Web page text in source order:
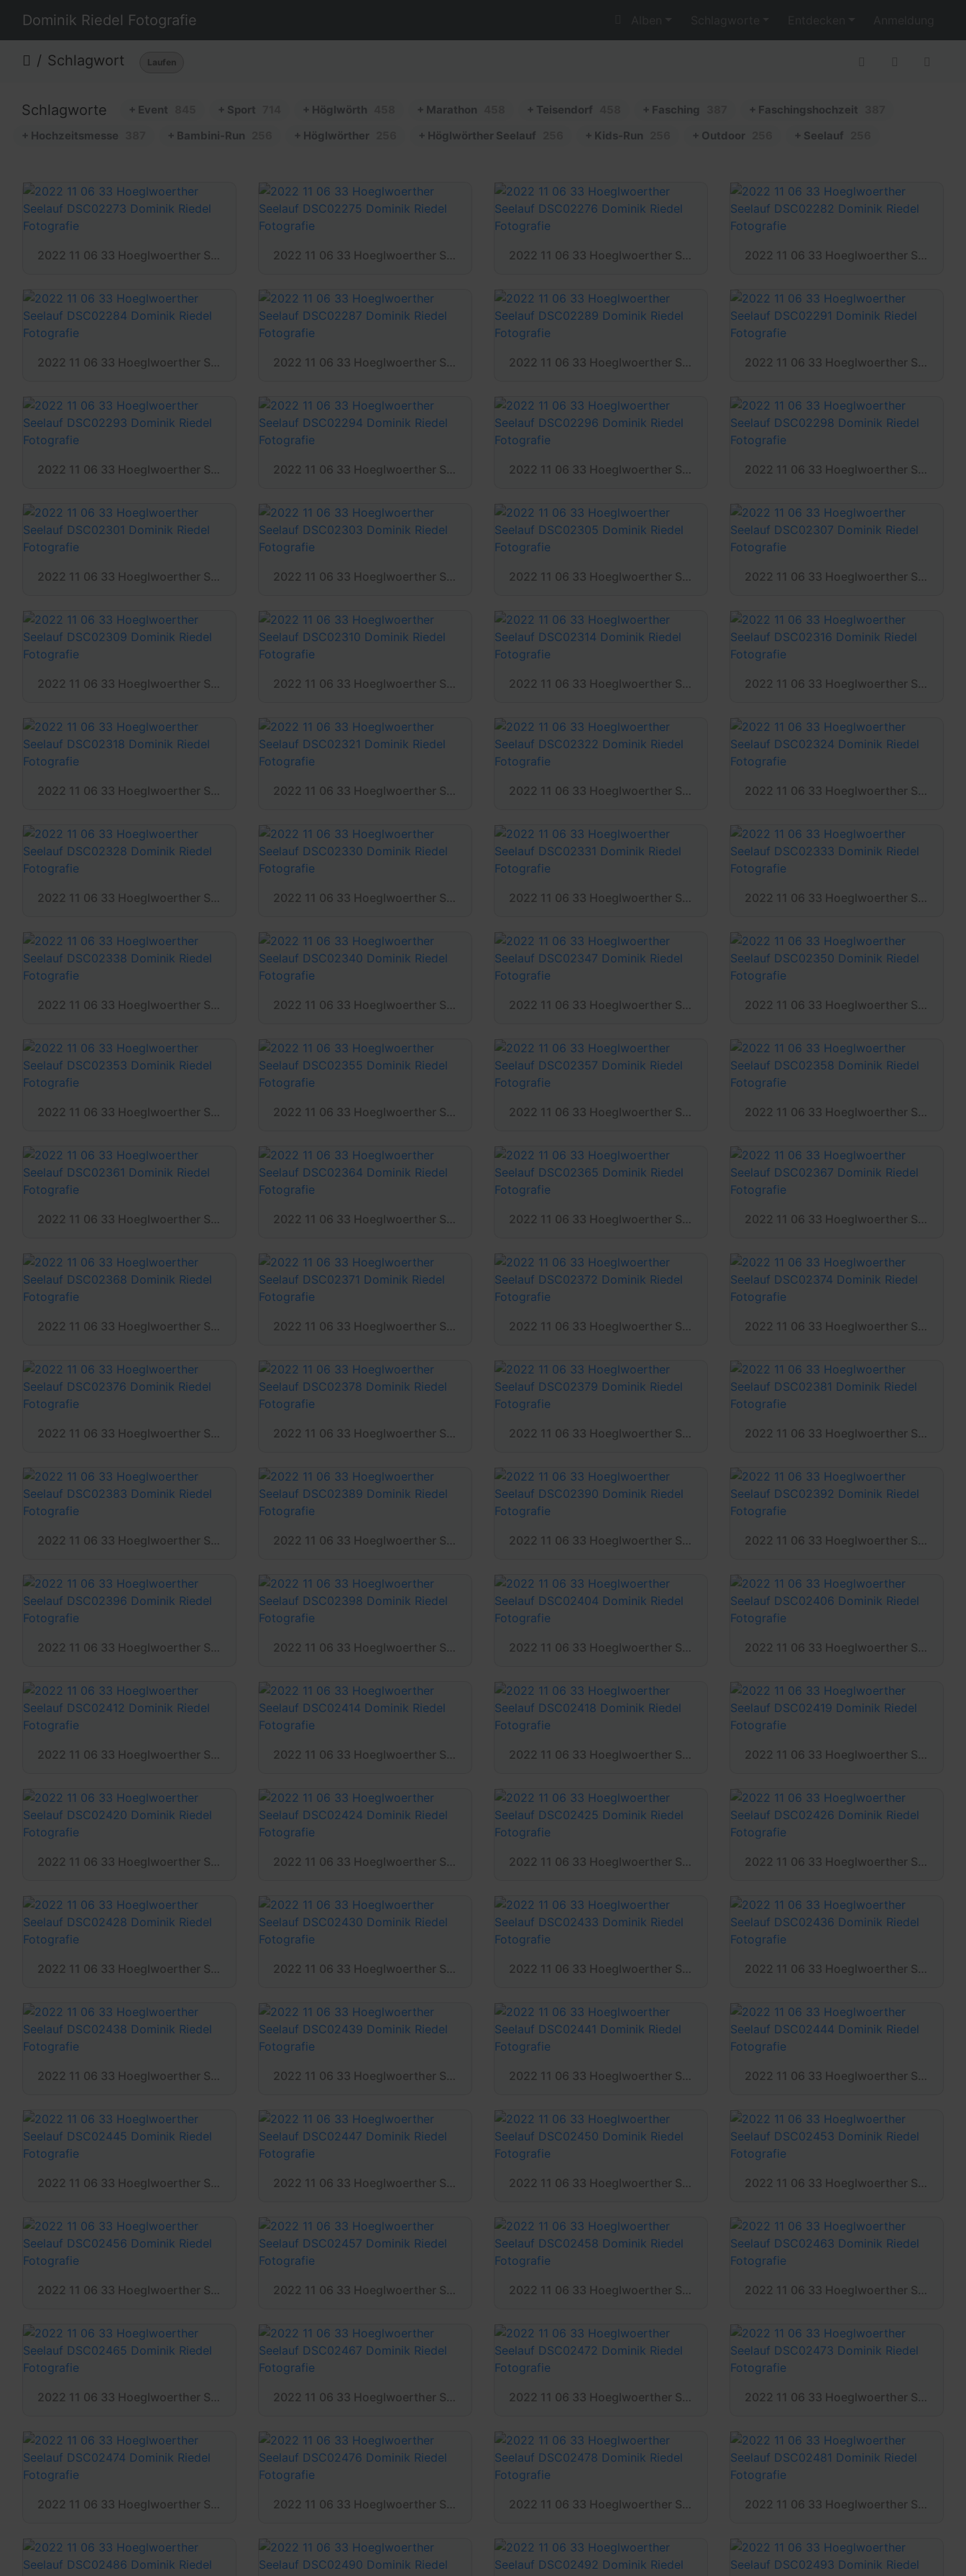
Dominik Riedel Fotografie
Schlagwort Laufen
Schlagworte + Event + Sport + Höglwörth + Marathon + Teisendorf + Fasching + Faschingshochzeit
+ Hochzeitsmesse
+ Bambini-Run + Höglwörther + Höglwörther Seelauf + Kids-Run + Outdoor + Seelauf
2022 11 06 33 Hoeglwoerther Seelauf DSC02273 Dominik Riedel Fotografie 2022 11 06 33 Hoeglwoerther Seelauf DSC02275 Dominik Riedel Fotografie 2022 11 06 33 Hoeglwoerther Seelauf DSC02276 Dominik Riedel Fotografie 2022 11 06 33 Hoeglwoerther Seelauf DSC02282 Dominik Riedel Fotografie
2022 11 06 33 Hoeglwoerther Seelauf DSC02284 Dominik Riedel Fotografie 2022 11 06 33 Hoeglwoerther Seelauf DSC02287 Dominik Riedel Fotografie 2022 11 06 33 Hoeglwoerther Seelauf DSC02289 Dominik Riedel Fotografie 2022 11 06 33 Hoeglwoerther Seelauf DSC02291 Dominik Riedel Fotografie
2022 11 06 33 Hoeglwoerther Seelauf DSC02293 Dominik Riedel Fotografie 2022 11 06 33 Hoeglwoerther Seelauf DSC02294 Dominik Riedel Fotografie 2022 11 06 33 Hoeglwoerther Seelauf DSC02296 Dominik Riedel Fotografie 2022 11 06 33 Hoeglwoerther Seelauf DSC02298 Dominik Riedel Fotografie
2022 11 06 33 Hoeglwoerther Seelauf DSC02301 Dominik Riedel Fotografie 2022 11 06 33 Hoeglwoerther Seelauf DSC02303 Dominik Riedel Fotografie 2022 11 06 33 Hoeglwoerther Seelauf DSC02305 Dominik Riedel Fotografie 2022 11 06 33 Hoeglwoerther Seelauf DSC02307 Dominik Riedel Fotografie
2022 11 06 33 Hoeglwoerther Seelauf DSC02309 Dominik Riedel Fotografie 2022 11 06 33 Hoeglwoerther Seelauf DSC02310 Dominik Riedel Fotografie 2022 11 06 33 Hoeglwoerther Seelauf DSC02314 Dominik Riedel Fotografie 2022 11 06 33 Hoeglwoerther Seelauf DSC02316 Dominik Riedel Fotografie
2022 11 06 33 Hoeglwoerther Seelauf DSC02318 Dominik Riedel Fotografie 2022 11 06 33 Hoeglwoerther Seelauf DSC02321 Dominik Riedel Fotografie 2022 11 06 33 Hoeglwoerther Seelauf DSC02322 Dominik Riedel Fotografie 2022 11 06 33 Hoeglwoerther Seelauf DSC02324 Dominik Riedel Fotografie
2022 11 06 33 Hoeglwoerther Seelauf DSC02328 Dominik Riedel Fotografie 2022 11 06 33 Hoeglwoerther Seelauf DSC02330 Dominik Riedel Fotografie 2022 11 06 33 Hoeglwoerther Seelauf DSC02331 Dominik Riedel Fotografie 2022 11 06 33 Hoeglwoerther Seelauf DSC02333 Dominik Riedel Fotografie
2022 11 06 33 Hoeglwoerther Seelauf DSC02338 Dominik Riedel Fotografie 2022 11 06 33 Hoeglwoerther Seelauf DSC02340 Dominik Riedel Fotografie 2022 11 06 33 Hoeglwoerther Seelauf DSC02347 Dominik Riedel Fotografie 2022 11 06 33 Hoeglwoerther Seelauf DSC02350 Dominik Riedel Fotografie
2022 11 06 33 Hoeglwoerther Seelauf DSC02353 Dominik Riedel Fotografie 2022 11 06 33 Hoeglwoerther Seelauf DSC02355 Dominik Riedel Fotografie 2022 11 06 33 Hoeglwoerther Seelauf DSC02357 Dominik Riedel Fotografie 2022 11 06 33 Hoeglwoerther Seelauf DSC02358 Dominik Riedel Fotografie
2022 11 06 33 Hoeglwoerther Seelauf DSC02361 Dominik Riedel Fotografie 2022 11 06 33 Hoeglwoerther Seelauf DSC02364 Dominik Riedel Fotografie 2022 11 06 33 Hoeglwoerther Seelauf DSC02365 Dominik Riedel Fotografie 2022 11 06 33 Hoeglwoerther Seelauf DSC02367 Dominik Riedel Fotografie
2022 11 06 33 Hoeglwoerther Seelauf DSC02368 Dominik Riedel Fotografie 2022 11 06 33 Hoeglwoerther Seelauf DSC02371 Dominik Riedel Fotografie 2022 11 06 33 Hoeglwoerther Seelauf DSC02372 Dominik Riedel Fotografie 2022 11 06 33 Hoeglwoerther Seelauf DSC02374 Dominik Riedel Fotografie
2022 11 06 33 Hoeglwoerther Seelauf DSC02376 Dominik Riedel Fotografie 2022 11 06 33 Hoeglwoerther Seelauf DSC02378 Dominik Riedel Fotografie 2022 11 06 33 Hoeglwoerther Seelauf DSC02379 Dominik Riedel Fotografie 2022 11 06 33 Hoeglwoerther Seelauf DSC02381 Dominik Riedel Fotografie
2022 11 06 33 Hoeglwoerther Seelauf DSC02383 Dominik Riedel Fotografie 2022 11 06 33 Hoeglwoerther Seelauf DSC02389 Dominik Riedel Fotografie 2022 11 06 33 Hoeglwoerther Seelauf DSC02390 Dominik Riedel Fotografie 2022 11 06 33 Hoeglwoerther Seelauf DSC02392 Dominik Riedel Fotografie
2022 11 06 33 Hoeglwoerther Seelauf DSC02396 Dominik Riedel Fotografie 2022 11 06 33 Hoeglwoerther Seelauf DSC02398 Dominik Riedel Fotografie 2022 11 06 33 Hoeglwoerther Seelauf DSC02404 Dominik Riedel Fotografie 2022 11 06 33 Hoeglwoerther Seelauf DSC02406 Dominik Riedel Fotografie
2022 11 06 33 Hoeglwoerther Seelauf DSC02412 Dominik Riedel Fotografie 2022 11 06 33 Hoeglwoerther Seelauf DSC02414 Dominik Riedel Fotografie 2022 11 06 33 Hoeglwoerther Seelauf DSC02418 Dominik Riedel Fotografie 2022 11 06 33 Hoeglwoerther Seelauf DSC02419 Dominik Riedel Fotografie
2022 11 06 33 Hoeglwoerther Seelauf DSC02420 Dominik Riedel Fotografie 2022 11 06 33 Hoeglwoerther Seelauf DSC02424 Dominik Riedel Fotografie 2022 11 06 33 Hoeglwoerther Seelauf DSC02425 Dominik Riedel Fotografie 2022 11 06 33 Hoeglwoerther Seelauf DSC02426 Dominik Riedel Fotografie
2022 11 06 33 Hoeglwoerther Seelauf DSC02428 Dominik Riedel Fotografie 2022 11 06 33 Hoeglwoerther Seelauf DSC02430 Dominik Riedel Fotografie 2022 11 06 33 Hoeglwoerther Seelauf DSC02433 Dominik Riedel Fotografie 2022 11 06 33 Hoeglwoerther Seelauf DSC02436 Dominik Riedel Fotografie
2022 11 06 33 Hoeglwoerther Seelauf DSC02438 Dominik Riedel Fotografie 2022 11 06 33 Hoeglwoerther Seelauf DSC02439 Dominik Riedel Fotografie 2022 11 06 33 Hoeglwoerther Seelauf DSC02441 Dominik Riedel Fotografie 2022 11 06 33 Hoeglwoerther Seelauf DSC02444 Dominik Riedel Fotografie
2022 11 06 33 Hoeglwoerther Seelauf DSC02445 Dominik Riedel Fotografie 2022 11 06 33 Hoeglwoerther Seelauf DSC02447 Dominik Riedel Fotografie 2022 11 06 33 Hoeglwoerther Seelauf DSC02450 Dominik Riedel Fotografie 2022 11 06 33 Hoeglwoerther Seelauf DSC02453 Dominik Riedel Fotografie
2022 11 06 33 Hoeglwoerther Seelauf DSC02456 Dominik Riedel Fotografie 2022 11 06 33 Hoeglwoerther Seelauf DSC02457 Dominik Riedel Fotografie 2022 11 06 33 Hoeglwoerther Seelauf DSC02458 Dominik Riedel Fotografie 2022 11 06 33 Hoeglwoerther Seelauf DSC02463 Dominik Riedel Fotografie
2022 11 06 33 Hoeglwoerther Seelauf DSC02465 Dominik Riedel Fotografie 2022 11 06 33 Hoeglwoerther Seelauf DSC02467 Dominik Riedel Fotografie 2022 11 06 33 Hoeglwoerther Seelauf DSC02472 Dominik Riedel Fotografie 2022 11 06 33 Hoeglwoerther Seelauf DSC02473 Dominik Riedel Fotografie
2022 11 06 33 Hoeglwoerther Seelauf DSC02474 Dominik Riedel Fotografie 2022 11 06 33 Hoeglwoerther Seelauf DSC02476 Dominik Riedel Fotografie 2022 11 06 33 Hoeglwoerther Seelauf DSC02478 Dominik Riedel Fotografie 2022 11 06 33 Hoeglwoerther Seelauf DSC02481 Dominik Riedel Fotografie